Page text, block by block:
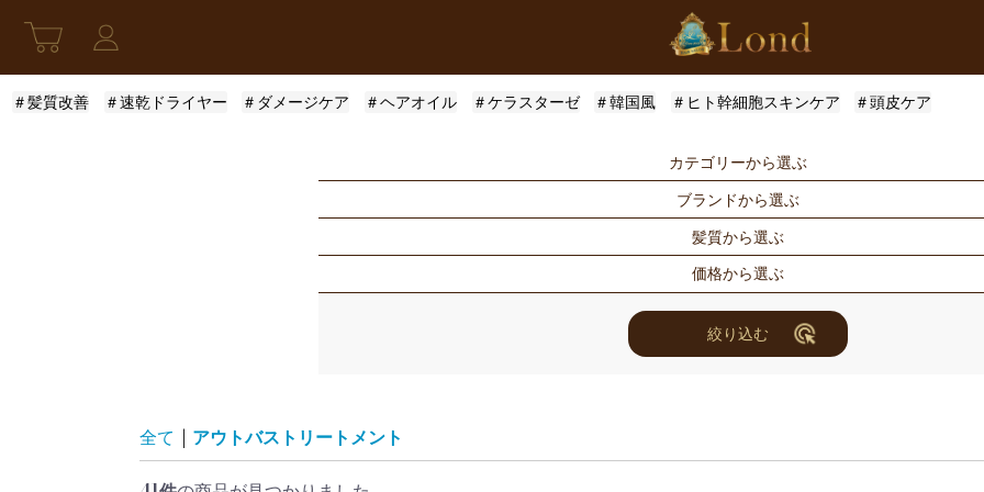
＃髪質改善 ＃速乾ドライヤー ＃ダメージケア ＃ヘアオイル ＃ケラスターゼ ＃韓国風 ＃ヒト幹細胞スキンケア ＃頭皮ケア
カテゴリーから選ぶ
新発売 シャンプー
トリートメ
アウトバストリートメント
ドライヤー・ヘアアイロン
スタイリング
スキンケア
for Men
メンズスタ
ヘアアレンジ
セット商品
ブランドから選ぶ
指定なし Londオリジナル
ケラスターゼ
モロッカンオイル
ルベル
アリミノ
ナンバースリー
髪質から選ぶ
ふんわり ハリ・コシ
ウェット
ツヤ
価格から選ぶ
〜3000円 絞り込む
全て | アウトバストリートメント